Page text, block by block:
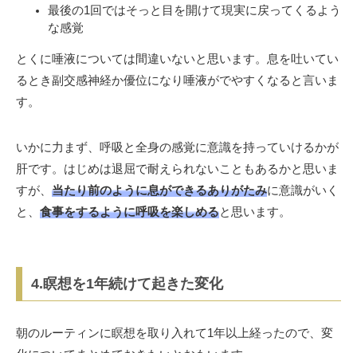
最後の1回ではそっと目を開けて現実に戻ってくるよう
な感覚
とくに唾液については間違いないと思います。息を吐いてい
るとき副交感神経か優位になり唾液がでやすくなると言いま
す。
いかに力まず、呼吸と全身の感覚に意識を持っていけるかが
肝です。はじめは退屈で耐えられないこともあるかと思いま
すが、 当たり前のように息ができるありがたみに意識がいく
と、 食事をするように呼吸を楽しめると思います。
4.瞑想を1年続けて起きた変化
朝のルーティンに瞑想を取り入れて1年以上経ったので、変